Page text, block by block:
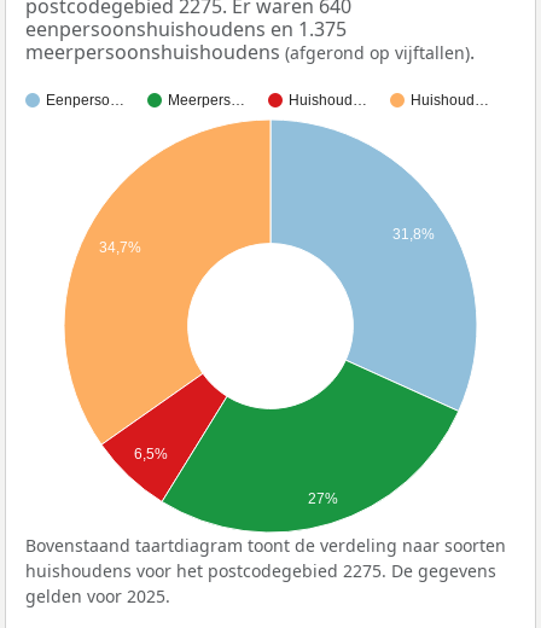
postcodegebied 2275. Er waren 640
eenpersoonshuishoudens en 1.375
meerpersoonshuishoudens (afgerond op vijftallen).
Eenperso… Meerpers… Huishoud… Huishoud…
31,8%
34,7%
6,5%
27%
Bovenstaand taartdiagram toont de verdeling naar soorten
huishoudens voor het postcodegebied 2275. De gegevens
gelden voor 2025.